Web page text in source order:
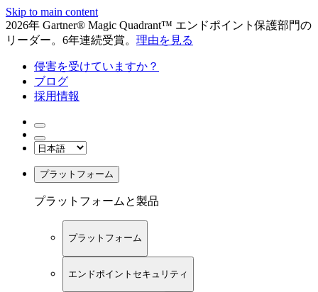
Skip to main content
2026年 Gartner® Magic Quadrant™ エンドポイント保護部門の
リーダー。6年連続受賞。 理由を見る
侵害を受けていますか？
ブログ
採用情報
プラットフォーム
プラットフォームと製品
プラットフォーム
エンドポイントセキュリティ